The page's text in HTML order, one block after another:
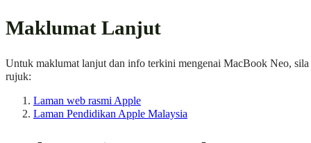
Maklumat Lanjut
Untuk maklumat lanjut dan info terkini mengenai MacBook Neo, sila
rujuk:
Laman web rasmi Apple
Laman Pendidikan Apple Malaysia